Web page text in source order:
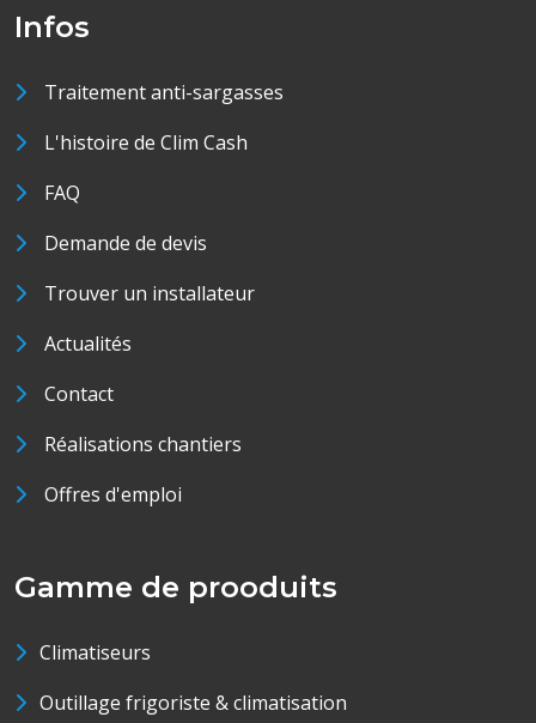
Infos
Traitement anti-sargasses
L'histoire de Clim Cash
FAQ
Demande de devis
Trouver un installateur
Actualités
Contact
Réalisations chantiers
Offres d'emploi
Gamme de prooduits
Climatiseurs
Outillage frigoriste & climatisation